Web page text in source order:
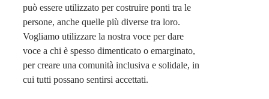
può essere utilizzato per costruire ponti tra le
persone, anche quelle più diverse tra loro.
Vogliamo utilizzare la nostra voce per dare
voce a chi è spesso dimenticato o emarginato,
per creare una comunità inclusiva e solidale, in
cui tutti possano sentirsi accettati.